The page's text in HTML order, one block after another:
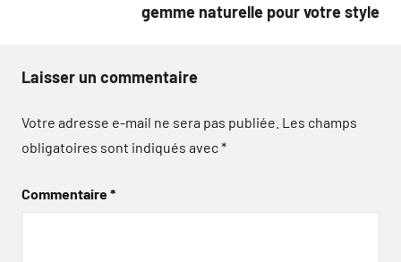
gemme naturelle pour votre style
Laisser un commentaire
Votre adresse e-mail ne sera pas publiée. Les champs
obligatoires sont indiqués avec*
Commentaire*